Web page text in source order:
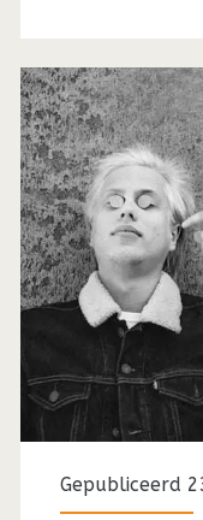
Gepubliceerd